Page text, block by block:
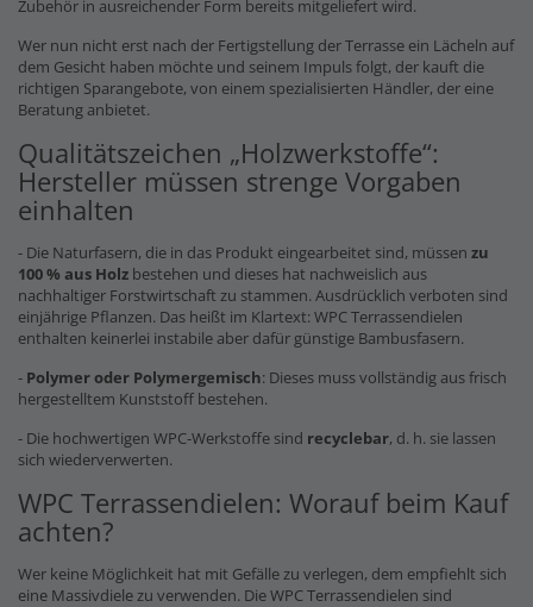
Zubehör in ausreichender Form bereits mitgeliefert wird.
Wer nun nicht erst nach der Fertigstellung der Terrasse ein Lächeln auf
dem Gesicht haben möchte und seinem Impuls folgt, der kauft die
richtigen Sparangebote, von einem spezialisierten Händler, der eine
Beratung anbietet.
Qualitätszeichen „Holzwerkstoffe“:
Hersteller müssen strenge Vorgaben
einhalten
- Die Naturfasern, die in das Produkt eingearbeitet sind, müssen zu
100 % aus Holz bestehen und dieses hat nachweislich aus
nachhaltiger Forstwirtschaft zu stammen. Ausdrücklich verboten sind
einjährige Pflanzen. Das heißt im Klartext: WPC Terrassendielen
enthalten keinerlei instabile aber dafür günstige Bambusfasern.
- Polymer oder Polymergemisch: Dieses muss vollständig aus frisch
hergestelltem Kunststoff bestehen.
- Die hochwertigen WPC-Werkstoffe sind recyclebar, d. h. sie lassen
sich wiederverwerten.
WPC Terrassendielen: Worauf beim Kauf
achten?
Wer keine Möglichkeit hat mit Gefälle zu verlegen, dem empfiehlt sich
eine Massivdiele zu verwenden. Die WPC Terrassendielen sind